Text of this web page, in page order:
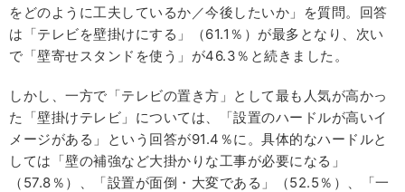
をどのように工夫しているか／今後したいか」を質問。回答
は「テレビを壁掛けにする」（61.1％）が最多となり、次い
で「壁寄せスタンドを使う」が46.3％と続きました。
しかし、一方で「テレビの置き方」として最も人気が高かっ
た「壁掛けテレビ」については、「設置のハードルが高いイ
メージがある」という回答が91.4％に。具体的なハードルと
しては「壁の補強など大掛かりな工事が必要になる」
（57.8％）、「設置が面倒・大変である」（52.5％）、「一